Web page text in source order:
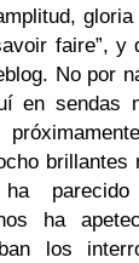
faire”, y
No por
en sendas
brillantes
parecido
ha
los